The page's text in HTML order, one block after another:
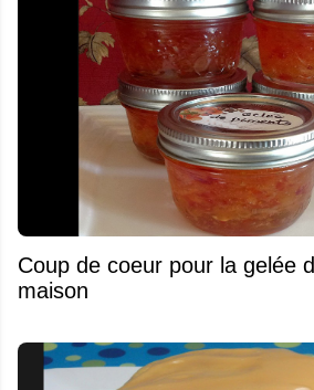
Coup de coeur pour la gelée
maison